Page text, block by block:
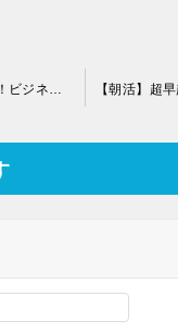
アウトプットの方法！ビジネスで成功の秘訣はフィードバック！